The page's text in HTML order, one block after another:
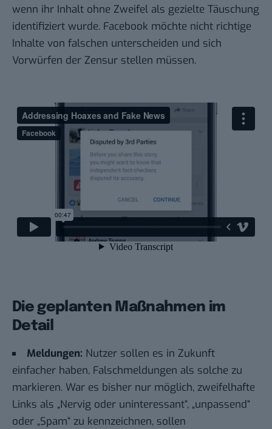
wenn ihr Inhalt ohne Zweifel als gezielte Täuschung
identifiziert wurde. Facebook möchte nicht richtige
Inhalte von falschen unterscheiden und sich
Vorwürfen der Zensur stellen müssen.
Die geplanten Maßnahmen im
Detail
Meldungen: Nutzer sollen es in Zukunft
einfacher haben, Falschmeldungen als solche zu
markieren. War es bisher nur möglich, zweifelhafte
Links als „Nervig oder uninteressant“, „unpassend“
oder „Spam“ zu kennzeichnen, sollen